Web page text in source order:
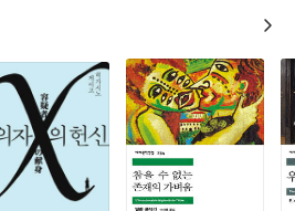
를 통해 조반나가 느끼는 감정은 단순히 부
음에는 마리아노 아저씨와 어머니 사이를
있다고 생각한다. 하지만 나폴리 윗동네에
신을 버리고 가버린 아버지를 향한 비난으
게 비참할 정도로 매달리는 어머니를 이해
을 파헤치며 더욱더 이중적인 행동을 하는